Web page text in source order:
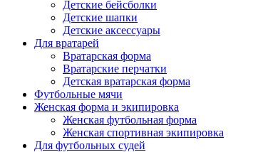
Детские бейсболки
Детские шапки
Детские аксессуары
Для вратарей
Вратарская форма
Вратарские перчатки
Детская вратарская форма
Футбольные мячи
Женская форма и экипировка
Женская футбольная форма
Женская спортивная экипировка
Для футбольных судей